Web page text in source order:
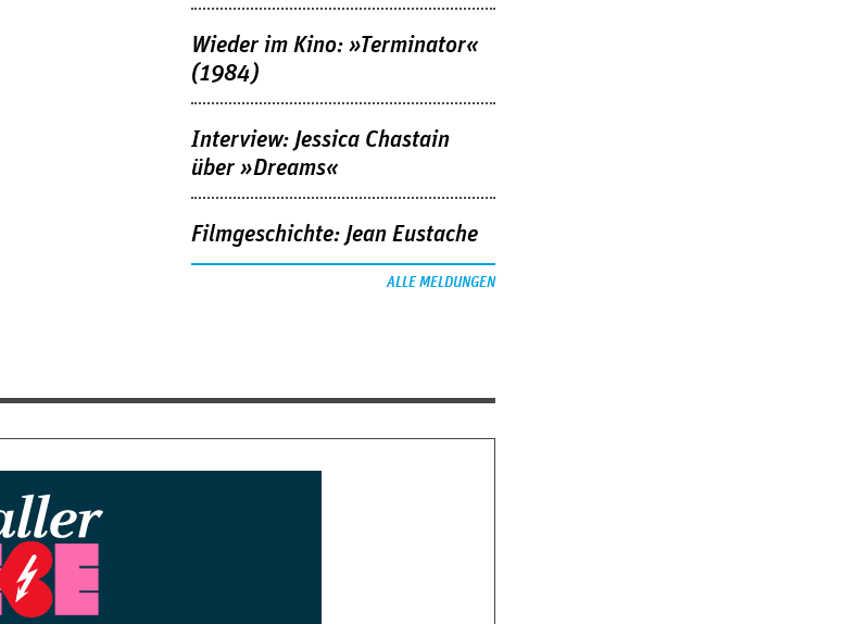
Wieder im Kino: »Terminator«
(1984)
Interview: Jessica Chastain
über »Dreams«
Filmgeschichte: Jean Eustache
ALLE MELDUNGEN